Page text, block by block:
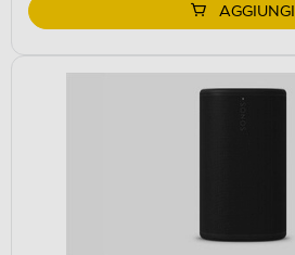
AGGIUNGI